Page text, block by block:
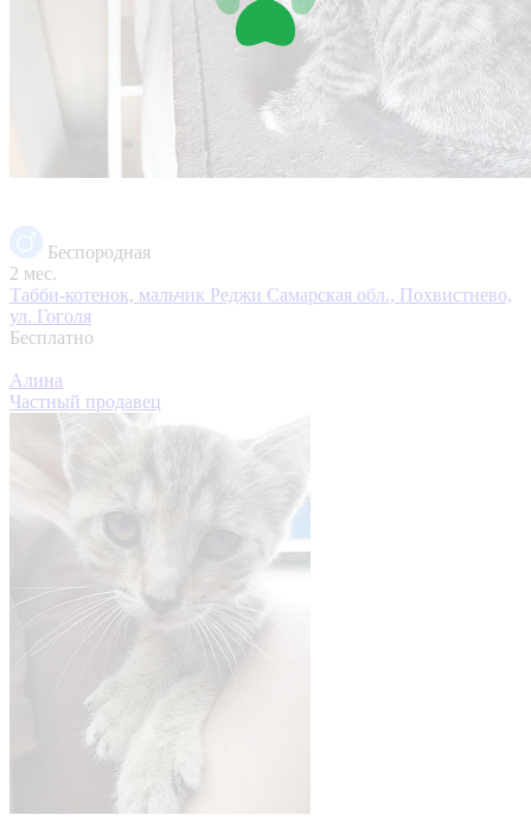
Беспородная
2 мес.
Табби-котенок, мальчик Реджи Самарская обл., Похвистнево,
ул. Гоголя
Бесплатно
Алина
Частный продавец